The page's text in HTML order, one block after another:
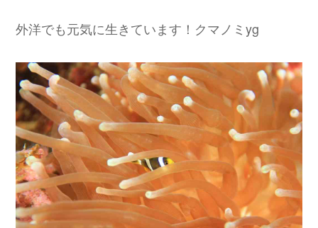
外洋でも元気に生きています！クマノミyg